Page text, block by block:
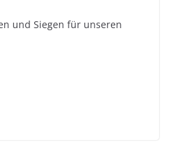
und Siegen für unseren